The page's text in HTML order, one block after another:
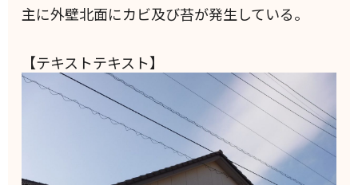
主に外壁北面にカビ及び苔が発生している。
【テキストテキスト】